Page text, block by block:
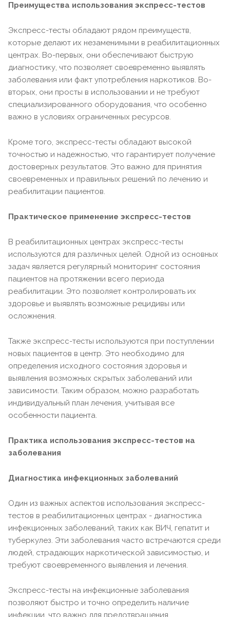
Преимущества использования экспресс-тестов
Экспресс-тесты обладают рядом преимуществ,
которые делают их незаменимыми в реабилитационных
центрах. Во-первых, они обеспечивают быструю
диагностику, что позволяет своевременно выявлять
заболевания или факт употребления наркотиков. Во-
вторых, они просты в использовании и не требуют
специализированного оборудования, что особенно
важно в условиях ограниченных ресурсов.
Кроме того, экспресс-тесты обладают высокой
точностью и надежностью, что гарантирует получение
достоверных результатов. Это важно для принятия
своевременных и правильных решений по лечению и
реабилитации пациентов.
Практическое применение экспресс-тестов
В реабилитационных центрах экспресс-тесты
используются для различных целей. Одной из основных
задач является регулярный мониторинг состояния
пациентов на протяжении всего периода
реабилитации. Это позволяет контролировать их
здоровье и выявлять возможные рецидивы или
осложнения.
Также экспресс-тесты используются при поступлении
новых пациентов в центр. Это необходимо для
определения исходного состояния здоровья и
выявления возможных скрытых заболеваний или
зависимости. Таким образом, можно разработать
индивидуальный план лечения, учитывая все
особенности пациента.
Практика использования экспресс-тестов на
заболевания
Диагностика инфекционных заболеваний
Один из важных аспектов использования экспресс-
тестов в реабилитационных центрах - диагностика
инфекционных заболеваний, таких как ВИЧ, гепатит и
туберкулез. Эти заболевания часто встречаются среди
людей, страдающих наркотической зависимостью, и
требуют своевременного выявления и лечения.
Экспресс-тесты на инфекционные заболевания
позволяют быстро и точно определить наличие
инфекции, что важно для предотвращения